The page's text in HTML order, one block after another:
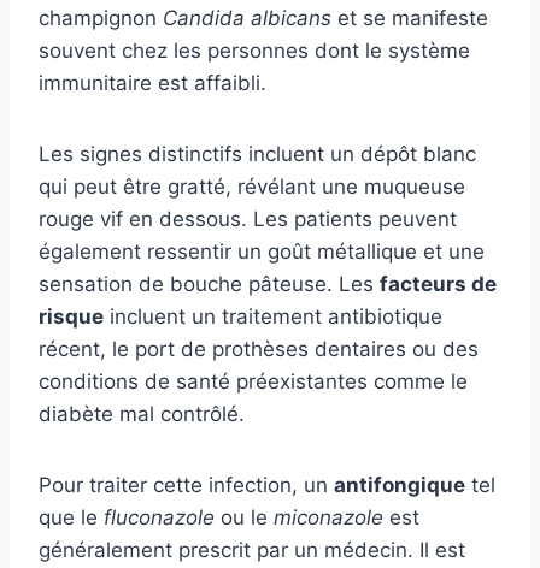
champignon Candida albicans et se manifeste
souvent chez les personnes dont le système
immunitaire est affaibli.
Les signes distinctifs incluent un dépôt blanc
qui peut être gratté, révélant une muqueuse
rouge vif en dessous. Les patients peuvent
également ressentir un goût métallique et une
sensation de bouche pâteuse. Les facteurs de
risque incluent un traitement antibiotique
récent, le port de prothèses dentaires ou des
conditions de santé préexistantes comme le
diabète mal contrôlé.
Pour traiter cette infection, un antifongique tel
que le fluconazole ou le miconazole est
généralement prescrit par un médecin. Il est